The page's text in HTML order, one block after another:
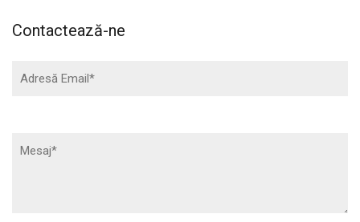
Contactează-ne